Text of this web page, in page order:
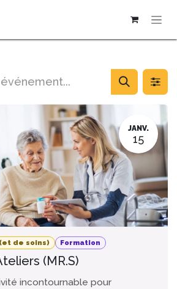
JANV.
15
de soins) Formation
(MR.S)
incontournable pour